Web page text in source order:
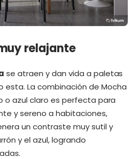
relajante
se atraen y dan vida a paletas
La combinación de Mocha
o azul claro es perfecta para
y sereno a habitaciones,
un contraste muy sutil y
y el azul, logrando